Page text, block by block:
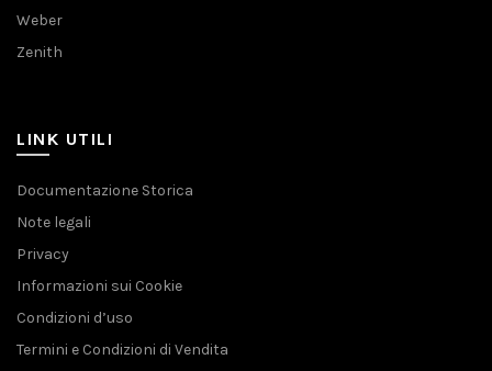
Weber
Zenith
LINK UTILI
Documentazione Storica
Note legali
Privacy
Informazioni sui Cookie
Condizioni d’uso
Termini e Condizioni di Vendita